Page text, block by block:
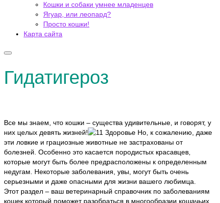
Кошки и собаки умнее младенцев
Ягуар, или леопард?
Просто кошки!
Карта сайта
Гидатигероз
Все мы знаем, что кошки – существа удивительные, и говорят, у
них целых девять жизней!
Но, к сожалению, даже
эти ловкие и грациозные животные не застрахованы от
болезней. Особенно это касается породистых красавцев,
которые могут быть более предрасположены к определенным
недугам. Некоторые заболевания, увы, могут быть очень
серьезными и даже опасными для жизни вашего любимца.
Этот раздел – ваш ветеринарный справочник по заболеваниям
кошек который поможет разобраться в многообразии кошачьих